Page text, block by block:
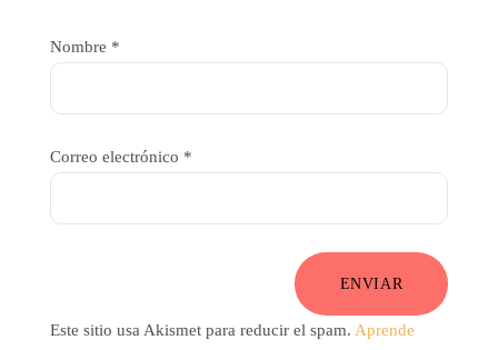
Nombre *
Correo electrónico *
ENVIAR
Este sitio usa Akismet para reducir el spam. Aprende